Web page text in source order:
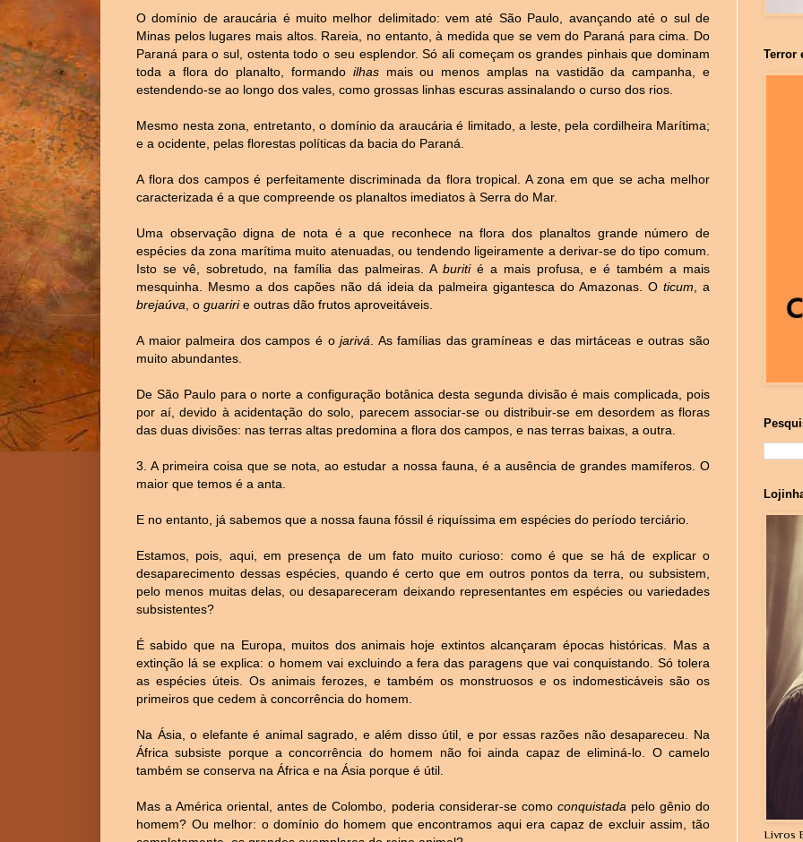
O domínio de araucária é muito melhor delimitado: vem até São Paulo, avançando até o sul de
Minas pelos lugares mais altos. Rareia, no entanto, à medida que se vem do Paraná para cima. Do
Paraná para o sul, ostenta todo o seu esplendor. Só ali começam os grandes pinhais que dominam
toda a flora do planalto, formando ilhasmais ou menos amplas na vastidão da campanha, e
estendendo-se ao longo dos vales, como grossas linhas escuras assinalando o curso dos rios.
Mesmo nesta zona, entretanto, o domínio da araucária é limitado, a leste, pela cordilheira Marítima;
e a ocidente, pelas florestas políticas da bacia do Paraná.
A flora dos campos é perfeitamente discriminada da flora tropical. A zona em que se acha melhor
caracterizada é a que compreende os planaltos imediatos à Serra do Mar.
Uma observação digna de nota é a que reconhece na flora dos planaltos grande número de
espécies da zona marítima muito atenuadas, ou tendendo ligeiramente a derivar-se do tipo comum.
Isto se vê, sobretudo, na família das palmeiras. A buritié a mais profusa, e é também a mais
mesquinha. Mesmo a dos capões não dá ideia da palmeira gigantesca do Amazonas. Oticum , a
brejaúva , o guaririe outras dão frutos aproveitáveis.
A maior palmeira dos campos é ojarivá . As famílias das gramíneas e das mirtáceas e outras são
muito abundantes.
De São Paulo para o norte a configuração botânica desta segunda divisão é mais complicada, pois
por aí, devido à acidentação do solo, parecem associar-se ou distribuir-se em desordem as floras
das duas divisões: nas terras altas predomina a flora dos campos, e nas terras baixas, a outra.
3. A primeira coisa que se nota, ao estudar a nossa fauna, é a ausência de grandes mamíferos. O
maior que temos é a anta.
E no entanto, já sabemos que a nossa fauna fóssil é riquíssima em espécies do período terciário.
Estamos, pois, aqui, em presença de um fato muito curioso: como é que se há de explicar o
desaparecimento dessas espécies, quando é certo que em outros pontos da terra, ou subsistem,
pelo menos muitas delas, ou desapareceram deixando representantes em espécies ou variedades
subsistentes?
É sabido que na Europa, muitos dos animais hoje extintos alcançaram épocas históricas. Mas a
extinção lá se explica: o homem vai excluindo a fera das paragens que vai conquistando. Só tolera
as espécies úteis. Os animais ferozes, e também os monstruosos e os indomesticáveis são os
primeiros que cedem à concorrência do homem.
Na Ásia, o elefante é animal sagrado, e além disso útil, e por essas razões não desapareceu. Na
África subsiste porque a concorrência do homem não foi ainda capaz de eliminá-lo. O camelo
também se conserva na África e na Ásia porque é útil.
Mas a América oriental, antes de Colombo, poderia considerar-se como conquistada pelo gênio do
homem? Ou melhor: o domínio do homem que encontramos aqui era capaz de excluir assim, tão
Terror
Livros